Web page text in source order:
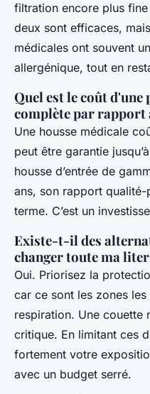
filtration encore plus
deux sont efficaces,
médicales ont souvent
allergénique, tout en
Quel est le coût
complète par rapport
Une housse médicale
peut être garantie
housse d’entrée de
ans, son rapport
terme. C’est un
Existe-t-il des
changer toute ma
Oui. Priorisez la
car ce sont les zones
respiration. Une couette
critique. En limitant ces
fortement votre
avec un budget serré.